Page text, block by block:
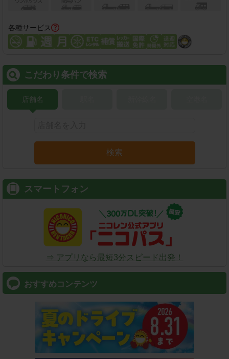
各種サービス
こだわり条件で検索
店舗名
検索
スマートフォン
⇒ アプリなら最短3分スピード出発！
おすすめコンテンツ